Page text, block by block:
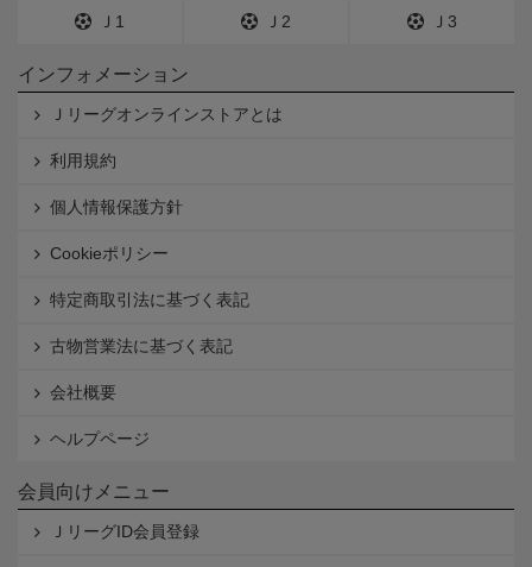
Ｊ1 Ｊ2 Ｊ3
インフォメーション
Ｊリーグオンラインストアとは
利用規約
個人情報保護方針
Cookieポリシー
特定商取引法に基づく表記
古物営業法に基づく表記
会社概要
ヘルプページ
会員向けメニュー
ＪリーグID会員登録